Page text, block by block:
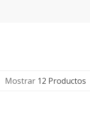
Mostrar 12 Productos